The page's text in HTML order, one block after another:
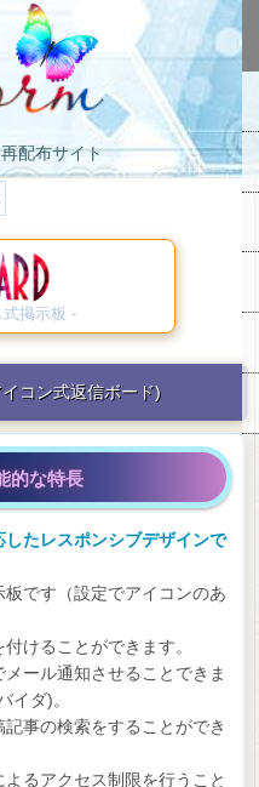
配布サイト
掲示板 -
コン式返信ボード)
的な特長
たレスポンシブデザインで
です（設定でアイコンのあ
けることができます。
ール通知させることできま
イダ)。
事の検索をすることができ
るアクセス制限を行うこと